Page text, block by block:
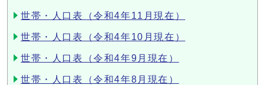
世帯・人口表（令和4年11月現在）
世帯・人口表（令和4年10月現在）
世帯・人口表（令和4年9月現在）
世帯・人口表（令和4年8月現在）